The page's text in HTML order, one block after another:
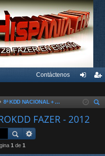
Contáctenos
nti
fic
ist
8ª KDD NACIONAL + MACROKDD FAZER - 2012
FAZER - 2012
1 de 1